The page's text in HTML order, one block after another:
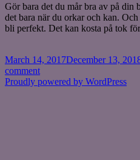
Gör bara det du mår bra av på
det bara när du orkar och kan.
bli perfekt. Det kan kosta på tok
Posted
on
March 14, 2017December 13,
commenton
Perfektion
Proudly powered by WordPress